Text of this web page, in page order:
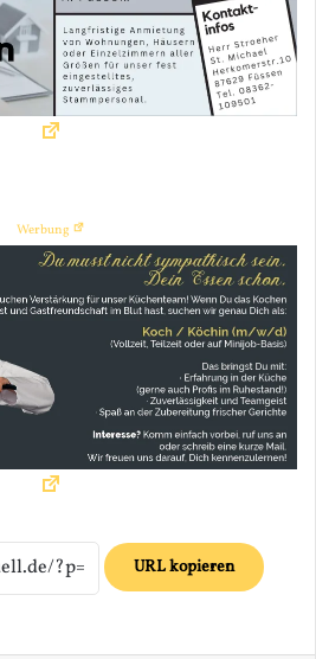
Werbung
URL kopieren